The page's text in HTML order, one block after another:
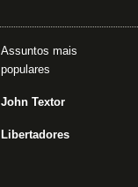
Assuntos mais
populares
John Textor
Libertadores